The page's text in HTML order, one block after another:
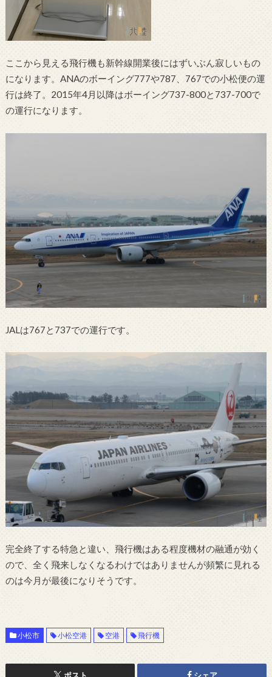
ここから見える飛行機も新幹線開業後にはずいぶん寂しいもの
になります。ANAのボーイング777や787、767での小松便の運
行は終了。2015年4月以降はボーイング737-800と737-700で
の運行になります。
JALは767と737での運行です。
完全終了する特急と違い、飛行機はある程度機材の融通が効く
ので、全く飛来しなくなるわけではありませんが頻繁に見れる
のは今月が最後になりそうです。
小松市 小松空港 空港 飛行機